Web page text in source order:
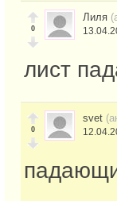
0
Лиля
лист
0
svet